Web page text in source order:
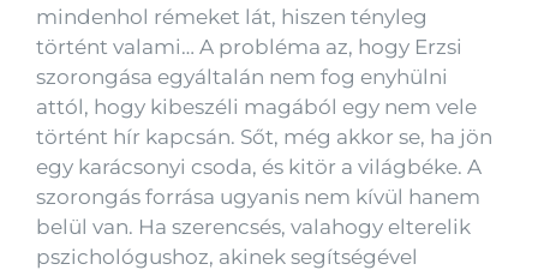
mindenhol rémeket lát, hiszen tényleg
történt valami… A probléma az, hogy Erzsi
szorongása egyáltalán nem fog enyhülni
attól, hogy kibeszéli magából egy nem vele
történt hír kapcsán. Sőt, még akkor se, ha jön
egy karácsonyi csoda, és kitör a világbéke. A
szorongás forrása ugyanis nem kívül hanem
belül van. Ha szerencsés, valahogy elterelik
pszichológushoz, akinek segítségével